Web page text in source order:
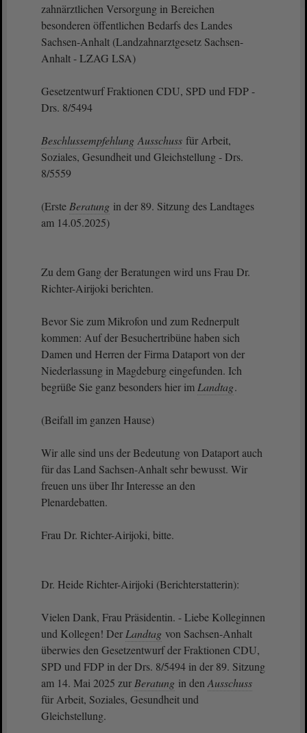
zahnärztlichen Versorgung in Bereichen
besonderen öffentlichen Bedarfs des Landes
Sachsen-Anhalt (Landzahnarztgesetz Sachsen-
Anhalt - LZAG LSA)
Gesetzentwurf Fraktionen CDU, SPD und FDP -
Drs. 8/5494
Beschlussempfehlung Ausschuss für Arbeit,
Soziales, Gesundheit und Gleichstellung - Drs.
8/5559
(Erste Beratung in der 89. Sitzung des Landtages
am 14.05.2025)
Zu dem Gang der Beratungen wird uns Frau Dr.
Richter-Airijoki berichten.
Bevor Sie zum Mikrofon und zum Rednerpult
kommen: Auf der Besuchertribüne haben sich
Damen und Herren der Firma Dataport von der
Niederlassung in Magdeburg eingefunden. Ich
begrüße Sie ganz besonders hier im Landtag.
(Beifall im ganzen Hause)
Wir alle sind uns der Bedeutung von Dataport auch
für das Land Sachsen-Anhalt sehr bewusst. Wir
freuen uns über Ihr Interesse an den
Plenardebatten.
Frau Dr. Richter-Airijoki, bitte.
Dr. Heide Richter-Airijoki (Berichterstatterin):
Vielen Dank, Frau Präsidentin. - Liebe Kolleginnen
und Kollegen! Der Landtag von Sachsen-Anhalt
überwies den Gesetzentwurf der Fraktionen CDU,
SPD und FDP in der Drs. 8/5494 in der 89. Sitzung
am 14. Mai 2025 zur Beratung in den Ausschuss
für Arbeit, Soziales, Gesundheit und
Gleichstellung.